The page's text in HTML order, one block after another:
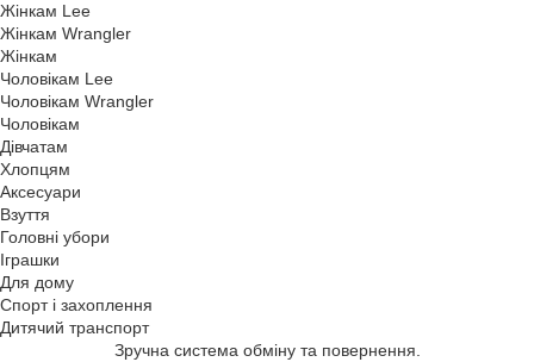
Жінкам Lee
Жінкам Wrangler
Жінкам
Чоловікам Lee
Чоловікам Wrangler
Чоловікам
Дівчатам
Хлопцям
Аксесуари
Взуття
Головні убори
Іграшки
Для дому
Спорт і захоплення
Дитячий транспорт
Зручна система обміну та повернення.